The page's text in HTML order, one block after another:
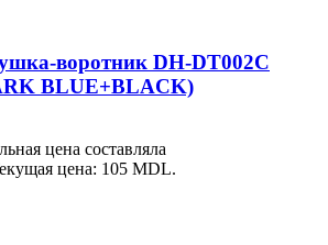
воротник DH-DT002C
BLUE+BLACK)
цена составляла
цена: 105 MDL.